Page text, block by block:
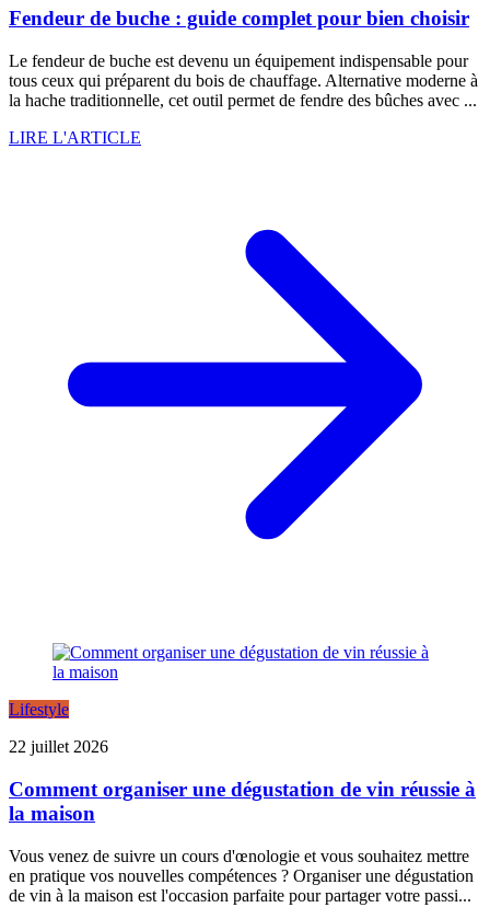
Fendeur de buche : guide complet pour bien choisir
Le fendeur de buche est devenu un équipement indispensable pour
tous ceux qui préparent du bois de chauffage. Alternative moderne à
la hache traditionnelle, cet outil permet de fendre des bûches avec ...
LIRE L'ARTICLE
Lifestyle
22 juillet 2026
Comment organiser une dégustation de vin réussie à
la maison
Vous venez de suivre un cours d'œnologie et vous souhaitez mettre
en pratique vos nouvelles compétences ? Organiser une dégustation
de vin à la maison est l'occasion parfaite pour partager votre passi...